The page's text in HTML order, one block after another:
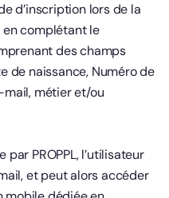
d’inscription lors de la
complétant le
des champs
de naissance, Numéro de
métier et/ou
PROPPL, l’utilisateur
et peut alors accéder